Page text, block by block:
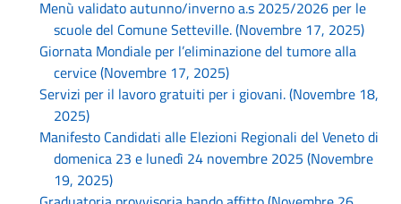
Menù validato autunno/inverno a.s 2025/2026 per le
scuole del Comune Setteville. (Novembre 17, 2025)
Giornata Mondiale per l’eliminazione del tumore alla
cervice (Novembre 17, 2025)
Servizi per il lavoro gratuiti per i giovani. (Novembre 18,
2025)
Manifesto Candidati alle Elezioni Regionali del Veneto di
domenica 23 e lunedì 24 novembre 2025 (Novembre
19, 2025)